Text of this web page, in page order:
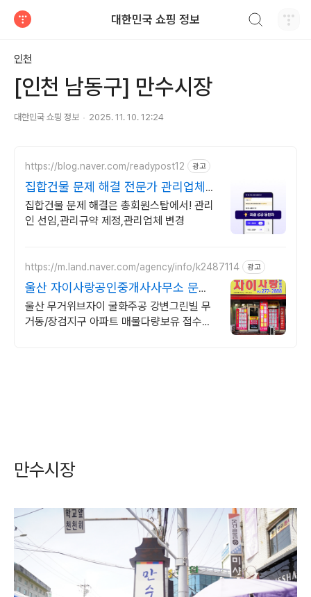
대한민국 쇼핑 정보
인천
[인천 남동구] 만수시장
대한민국 쇼핑 정보 2025. 11. 10. 12:24
https://blog.naver.com/readypost12 광고
집합건물 문제 해결 전문가 관리업체
변경
집합건물 문제 해결은 총회원스탑에서! 관리
인 선임,관리규약 제정,관리업체 변경
https://m.land.naver.com/agency/info/k2487114 광고
울산 자이사랑공인중개사사무소 문의
O10 3775 3034
울산 무거위브자이 굴화주공 강변그린빌 무
거동/장검지구 아파트 매물다량보유 접수환
만수시장